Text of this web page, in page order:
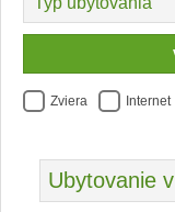
Zviera Internet
Ubytovanie